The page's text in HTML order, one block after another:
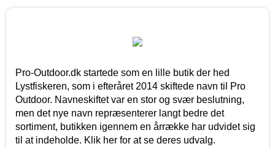
Pro-Outdoor.dk startede som en lille butik der hed
Lystfiskeren, som i efteråret 2014 skiftede navn til Pro
Outdoor. Navneskiftet var en stor og svær beslutning,
men det nye navn repræsenterer langt bedre det
sortiment, butikken igennem en årrække har udvidet sig
til at indeholde. Klik her for at se deres udvalg.